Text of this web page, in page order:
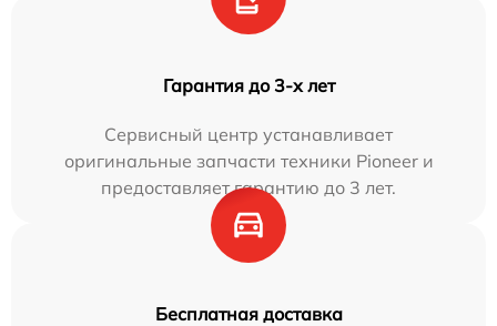
Гарантия до 3-х лет
Сервисный центр устанавливает
оригинальные запчасти техники Pioneer и
предоставляет гарантию до 3 лет.
Бесплатная доставка